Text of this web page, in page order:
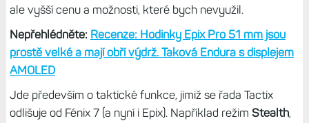
ale vyšší cenu a možnosti, které bych nevyužil.
Nepřehlédněte: Recenze: Hodinky Epix Pro 51 mm jsou
prostě velké a mají obří výdrž. Taková Endura s displejem
AMOLED
Jde především o taktické funkce, jimiž se řada Tactix
odlišuje od Fénix 7 (a nyní i Epix). Například režim Stealth,